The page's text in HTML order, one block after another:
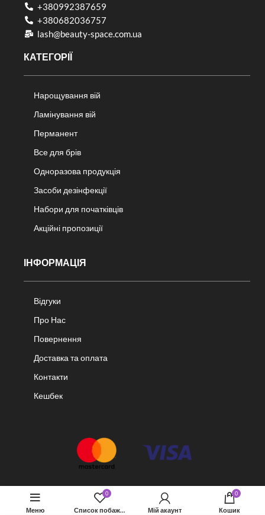
+380992387659
+380682036757​
lash@beauty-space.com.ua
КАТЕГОРІЇ
Нарощування вій
Ламінування вій
Перманент
Все для брів
Одноразова продукція
Засоби дезінфекції
Набори для початківців
Акційні пропозиції
ІНФОРМАЦІЯ
Відгуки
Про Нас
Повернення
Доставка та оплата
Контакти
Кешбек
Меню
0
Список побажань Мій акаунт
0
Кошик